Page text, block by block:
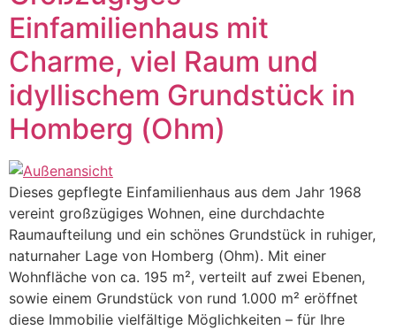
Einfamilienhaus mit
Charme, viel Raum und
idyllischem Grundstück in
Homberg (Ohm)
Dieses gepflegte Einfamilienhaus aus dem Jahr 1968
vereint großzügiges Wohnen, eine durchdachte
Raumaufteilung und ein schönes Grundstück in ruhiger,
naturnaher Lage von Homberg (Ohm). Mit einer
Wohnfläche von ca. 195 m², verteilt auf zwei Ebenen,
sowie einem Grundstück von rund 1.000 m² eröffnet
diese Immobilie vielfältige Möglichkeiten – für Ihre